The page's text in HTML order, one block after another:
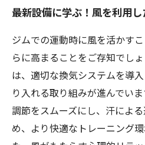
最新設備に学ぶ！風を利用
ジムでの運動時に風を活かす
らに高まることをご存知でし
は、適切な換気システムを導
り入れる取り組みが進んでい
調節をスムーズにし、汗によ
め、より快適なトレーニング